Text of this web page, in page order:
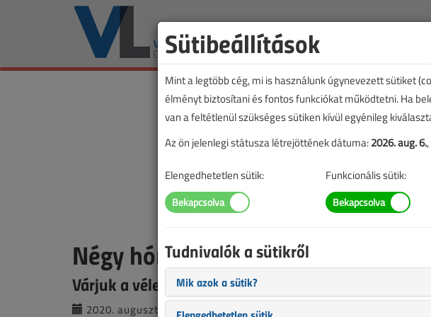
Négy hónapig kell várni egy
Várjuk a véleményét!
2020. augusztus 27. | VL online |
Sütibeállítások
Mint a legtöbb cég, mi is használunk úgynevezett sütiket
élményt biztosítani és fontos funkciókat működtetni. Ha
van a feltétlenül szükséges sütiken kívül egyénileg
Az ön jelenlegi státusza létrejöttének dátuma:2026. aug. 6.
Elengedhetetlen sütik: Funkcionális sütik:
Tudnivalók a sütikről
Mik azok a sütik?